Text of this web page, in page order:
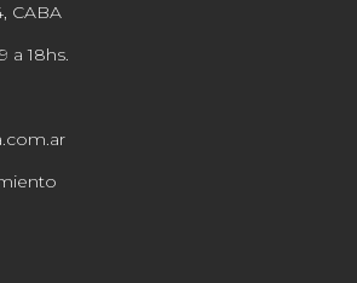
CABA
a 18hs.